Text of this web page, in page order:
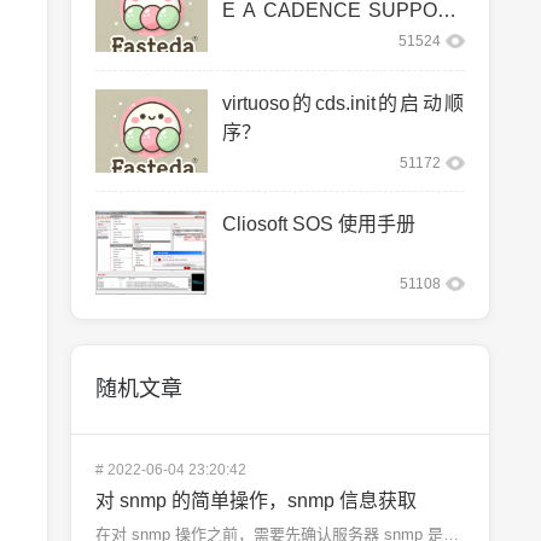
E A CADENCE SUPPORT
51524
virtuoso的cds.init的启动顺
序？
51172
Cliosoft SOS 使用手册
51108
随机文章
# 2022-06-04 23:20:42
对 snmp 的简单操作，snmp 信息获取